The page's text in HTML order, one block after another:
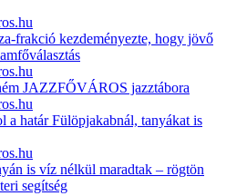
frakció kezdeményezte, hogy jövő
JAZZFŐVÁROS jazztábora
a határ Fülöpjakabnál, tanyákat is
is víz nélkül maradtak – rögtön
segítség